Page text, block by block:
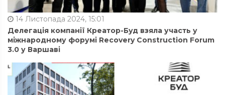
14 Листопада 2024, 15:01
Делегація компанії Креатор-Буд взяла участь у
міжнародному форумі Recovery Construction Forum
3.0 у Варшаві